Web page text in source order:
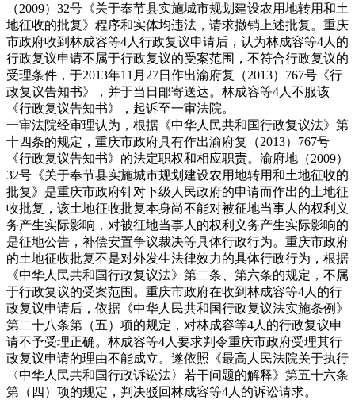
（2009）32号《关于奉节县实施城市规划建设农用地转用和土
地征收的批复》程序和实体均违法，请求撤销上述批复。重庆
市政府收到林成容等4人行政复议申请后，认为林成容等4人的
行政复议申请不属于行政复议的受案范围，不符合行政复议的
受理条件，于2013年11月27日作出渝府复（2013）767号《行
政复议告知书》，并于当日邮寄送达。林成容等4人不服该
《行政复议告知书》，起诉至一审法院。
一审法院经审理认为，根据《中华人民共和国行政复议法》第
十四条的规定，重庆市政府具有作出渝府复（2013）767号
《行政复议告知书》的法定职权和相应职责。渝府地（2009）
32号《关于奉节县实施城市规划建设农用地转用和土地征收的
批复》是重庆市政府针对下级人民政府的申请而作出的土地征
收批复，该土地征收批复本身尚不能对被征地当事人的权利义
务产生实际影响，对被征地当事人的权利义务产生实际影响的
是征地公告，补偿安置争议裁决等具体行政行为。重庆市政府
的土地征收批复不是对外发生法律效力的具体行政行为，根据
《中华人民共和国行政复议法》第二条、第六条的规定，不属
于行政复议的受案范围。重庆市政府在收到林成容等4人的行
政复议申请后，依据《中华人民共和国行政复议法实施条例》
第二十八条第（五）项的规定，对林成容等4人的行政复议申
请不予受理正确。林成容等4人要求判令重庆市政府受理其行
政复议申请的理由不能成立。遂依照《最高人民法院关于执行
〈中华人民共和国行政诉讼法〉若干问题的解释》第五十六条
第（四）项的规定，判决驳回林成容等4人的诉讼请求。